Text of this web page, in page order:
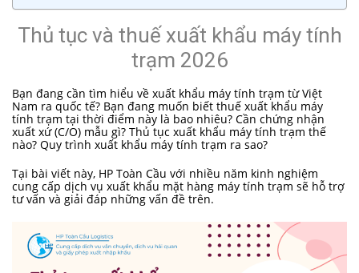
Thủ tục và thuế xuất khẩu máy tính
trạm 2026
Bạn đang cần tìm hiểu về xuất khẩu máy tính trạm từ Việt
Nam ra quốc tế? Bạn đang muốn biết thuế xuất khẩu máy
tính trạm tại thời điểm này là bao nhiêu? Cần chứng nhận
xuất xứ (C/O) mẫu gì? Thủ tục xuất khẩu máy tính trạm thế
nào? Quy trình xuất khẩu máy tính trạm ra sao?
Tại bài viết này, HP Toàn Cầu với nhiều năm kinh nghiệm
cung cấp dịch vụ xuất khẩu mặt hàng máy tính trạm sẽ hỗ trợ
tư vấn và giải đáp những vấn đề trên.